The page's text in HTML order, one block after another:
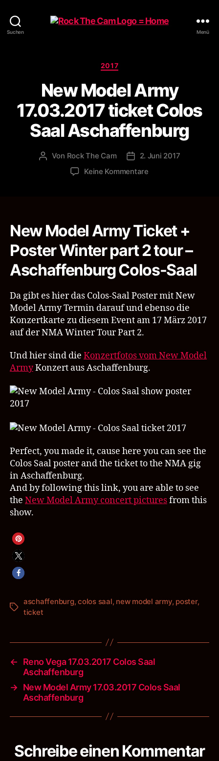
Suchen Menü
Kategorien
2017
New Model Army
17.03.2017 ticket Colos
Saal Aschaffenburg
Beitragsautor
Von Rock The Cam Veröffentlichungsdatum
2. Juni 2017
Keine Kommentarezu
ticket
Colos
Saal
Aschaffenburg
New Model Army Ticket +
Poster Winter part 2 tour –
Aschaffenburg Colos-Saal
Da gibt es hier das Colos-Saal Poster mit New
Model Army Termin darauf und ebenso die
Konzertkarte zu diesem Event am 17 März 2017
auf der NMA Winter Tour Part 2.
Und hier sind die Konzertfotos vom New Model
ArmyKonzert aus Aschaffenburg.
Perfect, you made it, cause here you can see the
Colos Saal poster and the ticket to the NMA gig
in Aschaffenburg.
And by following this link, you are able to see
the New Model Army concert picturesfrom this
show.
Schlagwörter
aschaffenburg,colos saal, new model army, poster,
ticket
←
Reno Vega 17.03.2017 Colos Saal
Aschaffenburg
→ New Model Army 17.03.2017 Colos Saal
Aschaffenburg
Schreibe einen Kommentar